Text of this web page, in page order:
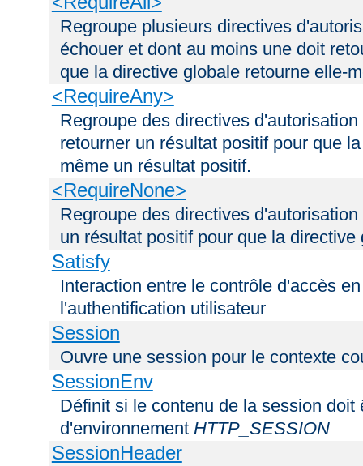
Regroupe plusieurs directives
échouer et dont au moins une doit
que la directive globale retourne elle-
<RequireAny>
Regroupe des directives
retourner un résultat positif pour que
même un résultat positif.
<RequireNone>
Regroupe des directives
un résultat positif pour que la
Satisfy
Interaction entre le contrôle d'accès
l'authentification utilisateur
Session
Ouvre une session pour le contexte
SessionEnv
Définit si le contenu de la session
d'environnement HTTP_SESSION
SessionHeader